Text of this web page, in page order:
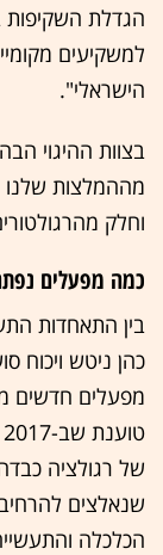
הגדלת השקיפות
למשקיעים
הישראלי".
בצוות ההיגוי
מההמלצות
וחלק
כמה מפעלים
בין התאחדות
כהן ניטש ויכוח
מפעלים חדשים
של רגולציה
שנאלצים